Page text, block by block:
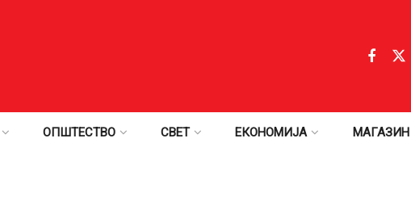
ОПШТЕСТВО СВЕТ ЕКОНОМИЈА МАГАЗИН